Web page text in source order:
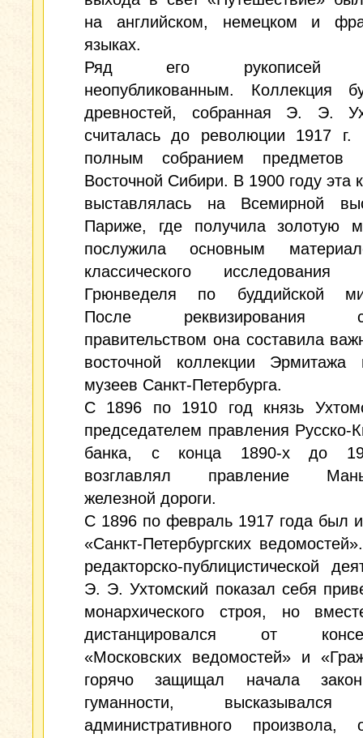
на английском, немецком и
языках.
Ряд его рукописей
неопубликованным. Коллекция
древностей, собранная Э. Э.
считалась до революции 1917 г.
полным собранием предметов
Восточной Сибири. В 1900 году эта
выставлялась на Всемирной
Париже, где получила золотую
послужила основным
классического исследования
Грюнведеля по буддийской
После реквизирования
правительством она составила
восточной коллекции Эрмитажа
музеев Санкт-Петербурга.
С 1896 по 1910 год князь
председателем правления Русско-
банка, с конца 1890-х до
возглавлял правление
железной дороги.
С 1896 по февраль 1917 года был
«Санкт-Петербургских
редакторско-публицистической
Э. Э. Ухтомский показал себя
монархического строя, но
дистанцировался от
«Московских ведомостей» и
горячо защищал начала
гуманности, высказывался
административного произвола,